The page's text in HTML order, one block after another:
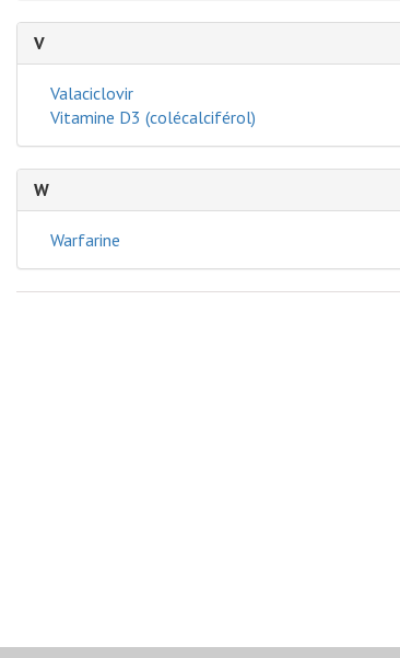
V
Valaciclovir
Vitamine D3 (colécalciférol)
W
Warfarine